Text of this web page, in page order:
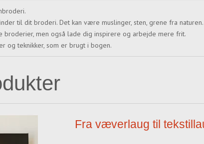
til dit broderi. Det kan være muslinger, sten, grene fra
men også lade dig inspirere og arbejde mere frit.
og teknikker, som er brugt i bogen.
Fra væverlaug til